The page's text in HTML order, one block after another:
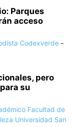
Parques
acceso
Codexverde -
pero
su
Facultad de
Universidad San